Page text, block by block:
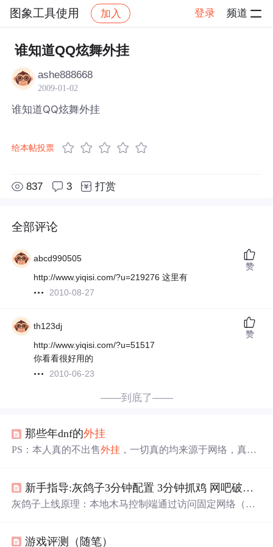
图象工具使用 加入 登录 频道
社区 图象工具使用
谁知道QQ炫舞外挂
ashe888668
2009-01-02
谁知道QQ炫舞外挂
给本帖投票
837 3 打赏
全部评论
abcd990505
http://www.yiqisi.com/?u=219276 这里有
2010-08-27
赞
th123dj
http://www.yiqisi.com/?u=51517
你看看很好用的
2010-06-23
赞
——到底了——
那些年dnf的外挂
PS：本人真的不出售外挂 ，一切真的均来源于网络，真的
厉害。 这个问题可以这么来看。就像是做一个精美的工艺
品。国内外挂制作者采用的是规模工业化的模式，每一个
人（外挂作者）能做出看起来一样，甚至有些时候看起来
新手指导:灰鸽子3分钟配置 3分钟抓鸡 网吧破收费系统
灰鸽子上线原理：本地木马控制端通过访问固定网络（我
搞越迷糊）①申请空间：在3322申请免费空间，建立动态
游戏评测（随笔）